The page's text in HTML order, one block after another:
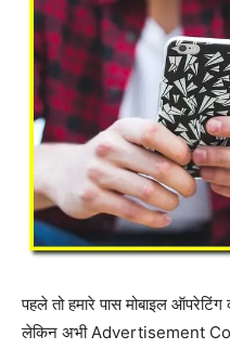
पहले तो हमारे पास मोबाइल
लेकिन अभी Advertisement